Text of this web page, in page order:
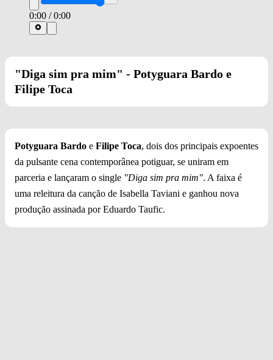
0:00 /0:00
"Diga sim pra mim" - Potyguara Bardo e
Filipe Toca
Potyguara Bardo e Filipe Toca, dois dos principais expoentes
da pulsante cena contemporânea potiguar, se uniram em
parceria e lançaram o single "Diga sim pra mim". A faixa é
uma releitura da canção de Isabella Taviani e ganhou nova
produção assinada por Eduardo Taufic.